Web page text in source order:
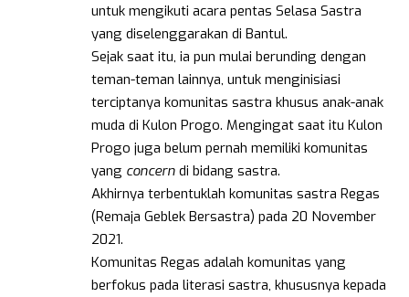
untuk mengikuti acara pentas Selasa Sastra
yang diselenggarakan di Bantul.
Sejak saat itu, ia pun mulai berunding dengan
teman-teman lainnya, untuk menginisiasi
terciptanya komunitas sastra khusus anak-anak
muda di Kulon Progo. Mengingat saat itu Kulon
Progo juga belum pernah memiliki komunitas
yang concern di bidang sastra.
Akhirnya terbentuklah komunitas sastra Regas
(Remaja Geblek Bersastra) pada 20 November
2021.
Komunitas Regas adalah komunitas yang
berfokus pada literasi sastra, khususnya kepada